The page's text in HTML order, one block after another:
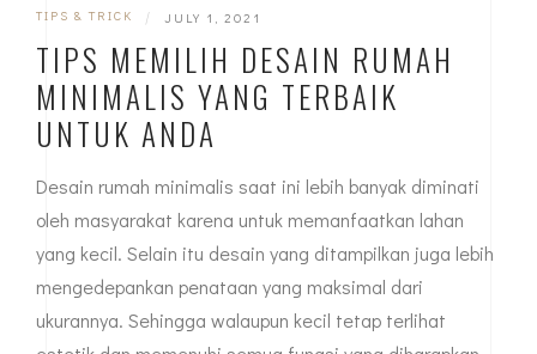
TIPS & TRICK | JULY 1, 2021
TIPS MEMILIH DESAIN RUMAH
MINIMALIS YANG TERBAIK
UNTUK ANDA
Desain rumah minimalis saat ini lebih banyak diminati
oleh masyarakat karena untuk memanfaatkan lahan